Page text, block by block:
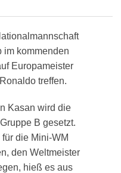
im kommenden
Europameister
treffen.
Kasan wird die
B gesetzt.
die Mini-WM
den Weltmeister
hieß es aus